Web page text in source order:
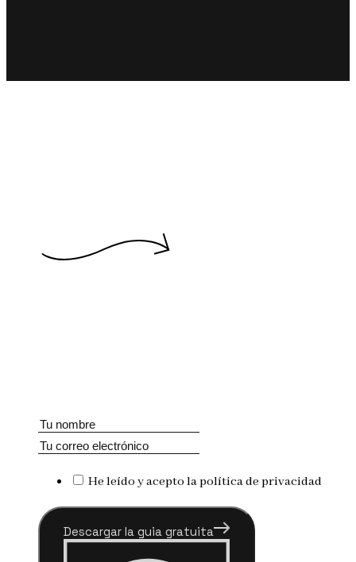
He leído y acepto la política de privacidad
Descargar la guia gratuita